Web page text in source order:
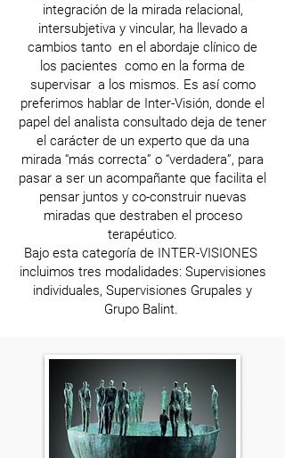
integración de la mirada relacional,
intersubjetiva y vincular, ha llevado a
cambios tanto en el abordaje clínico de
los pacientes como en la forma de
supervisar a los mismos. Es así como
preferimos hablar de Inter-Visión, donde el
papel del analista consultado deja de tener
el carácter de un experto que da una
mirada “más correcta” o “verdadera”, para
pasar a ser un acompañante que facilita el
pensar juntos y co-construir nuevas
miradas que destraben el proceso
terapéutico.
Bajo esta categoría de INTER-VISIONES
incluimos tres modalidades: Supervisiones
individuales, Supervisiones Grupales y
Grupo Balint.